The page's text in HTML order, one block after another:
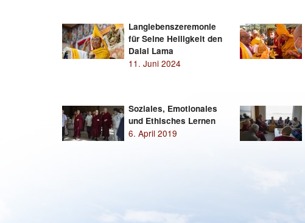
Langlebenszeremonie
für Seine Heiligkeit den
Dalai Lama
11. Juni 2024
Soziales, Emotionales
und Ethisches Lernen
6. April 2019